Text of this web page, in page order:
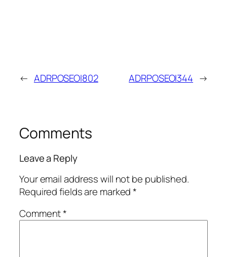
← ADRPOSEOI802 ADRPOSEOI344 →
Comments
Leave a Reply
Your email address will not be published.
Required fields are marked*
Comment*